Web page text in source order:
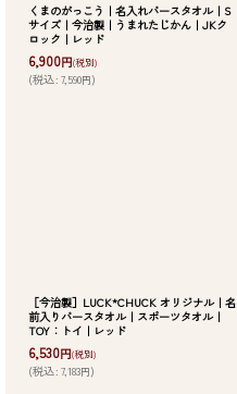
くまのがっこう｜名入れバースタオル｜S
サイズ｜今治製｜うまれたじかん｜JKク
ロック｜レッド
6,900円(税別)
(税込: 7,590円)
［今治製］LUCK*CHUCK オリジナル｜名
前入りバースタオル｜スポーツタオル｜
TOY：トイ｜レッド
6,530円(税別)
(税込: 7,183円)